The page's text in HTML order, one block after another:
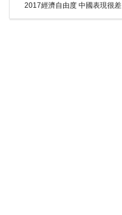
2017經濟自由度 中國表現很差